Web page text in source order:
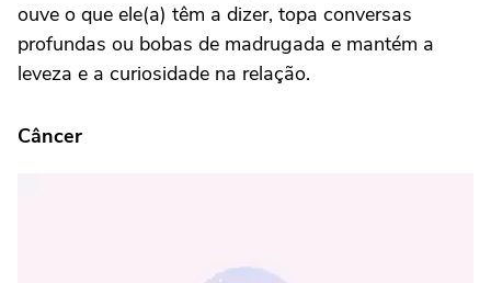
ouve o que ele(a) têm a dizer, topa conversas
profundas ou bobas de madrugada e mantém a
leveza e a curiosidade na relação.
Câncer